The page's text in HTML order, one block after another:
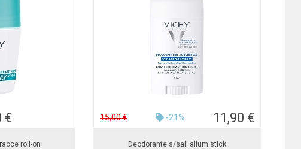
€
roll-on
15,00 € -21% 11,90 €
Deodorante s/sali allum stick